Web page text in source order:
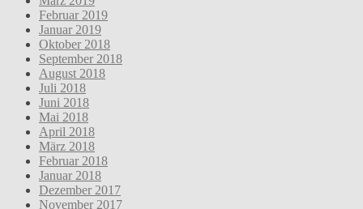
Februar 2019
Januar 2019
Oktober 2018
September 2018
August 2018
Juli 2018
Juni 2018
Mai 2018
April 2018
März 2018
Februar 2018
Januar 2018
Dezember 2017
November 2017